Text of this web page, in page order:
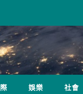
娛樂 社會